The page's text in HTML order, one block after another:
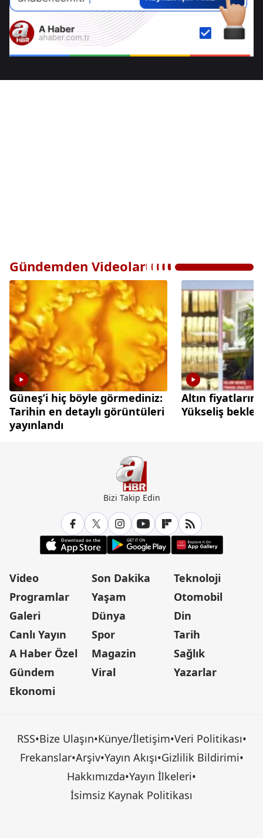
Gündemden Videolar
Güneş’i hiç böyle görmediniz:
Tarihin en detaylı görüntüleri
yayınlandı
Altın
Yükseliş
Bizi Takip Edin
Video
Programlar
Galeri
Canlı Yayın
A Haber Özel
Gündem
Ekonomi
Son Dakika
Yaşam
Dünya
Spor
Magazin
Viral
Teknoloji
Otomobil
Din
Tarih
Sağlık
Yazarlar
RSS•Bize Ulaşın•Künye/İletişim•Veri Politikası•
Frekanslar•Arşiv•Yayın Akışı•Gizlilik Bildirimi•
Hakkımızda•Yayın İlkeleri•
İsimsiz Kaynak Politikası